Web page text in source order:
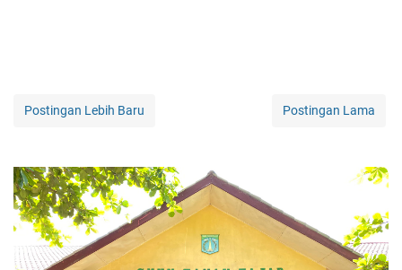
Postingan Lebih Baru Postingan Lama